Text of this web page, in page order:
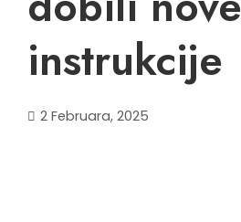
instrukcije
2 Februara, 2025